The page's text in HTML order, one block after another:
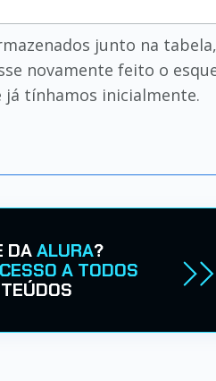
junto na
novamente feito o
tínhamos inicialmente.
DAALURA?
A TODOS